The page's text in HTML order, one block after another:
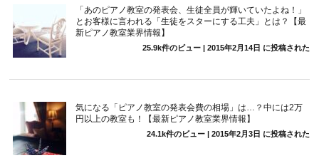
「あのピアノ教室の発表会、生徒全員が輝いていたよね！」
とお客様に言われる「生徒をスターにする工夫」とは？【最
新ピアノ教室業界情報】
25.9k件のビュー| 2015年2月14日 に投稿された
気になる「ピアノ教室の発表会費の相場」は…？中には2万
円以上の教室も！【最新ピアノ教室業界情報】
24.1k件のビュー| 2015年2月3日 に投稿された